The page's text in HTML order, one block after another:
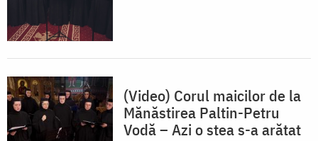
(Video) Corul maicilor de la
Mănăstirea Paltin-Petru
Vodă – Azi o stea s-a arătat